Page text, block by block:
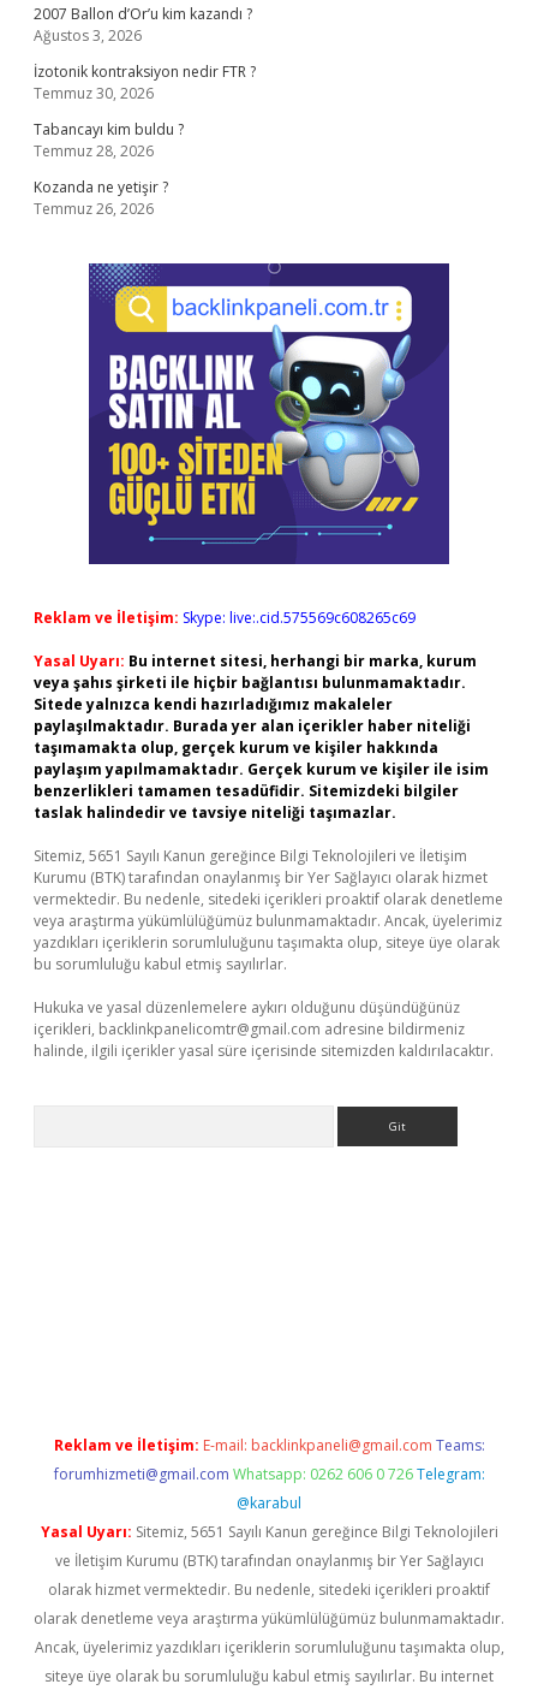
2007 Ballon d’Or’u kim kazandı ?
Ağustos 3, 2026
İzotonik kontraksiyon nedir FTR ?
Temmuz 30, 2026
Tabancayı kim buldu ?
Temmuz 28, 2026
Kozanda ne yetişir ?
Temmuz 26, 2026
Reklam ve İletişim: Skype: live:.cid.575569c608265c69
Yasal Uyarı: Bu internet sitesi, herhangi bir marka, kurum
veya şahıs şirketi ile hiçbir bağlantısı bulunmamaktadır.
Sitede yalnızca kendi hazırladığımız makaleler
paylaşılmaktadır. Burada yer alan içerikler haber niteliği
taşımamakta olup, gerçek kurum ve kişiler hakkında
paylaşım yapılmamaktadır. Gerçek kurum ve kişiler ile isim
benzerlikleri tamamen tesadüfidir. Sitemizdeki bilgiler
taslak halindedir ve tavsiye niteliği taşımazlar.
Sitemiz, 5651 Sayılı Kanun gereğince Bilgi Teknolojileri ve İletişim
Kurumu (BTK) tarafından onaylanmış bir Yer Sağlayıcı olarak hizmet
vermektedir. Bu nedenle, sitedeki içerikleri proaktif olarak denetleme
veya araştırma yükümlülüğümüz bulunmamaktadır. Ancak, üyelerimiz
yazdıkları içeriklerin sorumluluğunu taşımakta olup, siteye üye olarak
bu sorumluluğu kabul etmiş sayılırlar.
Hukuka ve yasal düzenlemelere aykırı olduğunu düşündüğünüz
içerikleri, backlinkpanelicomtr@gmail.com adresine bildirmeniz
halinde, ilgili içerikler yasal süre içerisinde sitemizden kaldırılacaktır.
Reklam ve İletişim: E-mail: backlinkpaneli@gmail.com Teams:
forumhizmeti@gmail.com Whatsapp: 0262 606 0 726 Telegram:
@karabul
Yasal Uyarı: Sitemiz, 5651 Sayılı Kanun gereğince Bilgi Teknolojileri
ve İletişim Kurumu (BTK) tarafından onaylanmış bir Yer Sağlayıcı
olarak hizmet vermektedir. Bu nedenle, sitedeki içerikleri proaktif
olarak denetleme veya araştırma yükümlülüğümüz bulunmamaktadır.
Ancak, üyelerimiz yazdıkları içeriklerin sorumluluğunu taşımakta olup,
siteye üye olarak bu sorumluluğu kabul etmiş sayılırlar. Bu internet